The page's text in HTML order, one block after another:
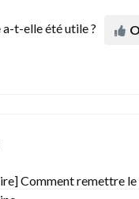
t-elle été utile ?
Comment remettre